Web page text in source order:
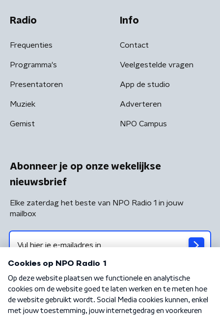
Radio
Frequenties
Programma's
Presentatoren
Muziek
Gemist
Info
Contact
Veelgestelde vragen
App de studio
Adverteren
NPO Campus
Abonneer je op onze wekelijkse
nieuwsbrief
Elke zaterdag het beste van NPO Radio 1 in jouw
mailbox
Algemene voorwaarden Privacybeleid